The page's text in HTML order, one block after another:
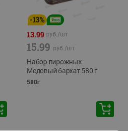
-13%
13.99 руб./шт
15.99 руб./шт
Набор пирожных
Медовый бархат 580 г
580г